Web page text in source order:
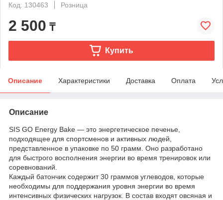
Код: 130463
Розница
2 500 ₸
Купить
Описание Характеристики Доставка Оплата
Описание
SIS GO Energy Bake — это энергетическое печенье,
подходящее для спортсменов и активных людей,
представленное в упаковке по 50 грамм. Оно разработано
для быстрого восполнения энергии во время тренировок или
соревнований.
Каждый батончик содержит 30 граммов углеводов, которые
необходимы для поддержания уровня энергии во время
интенсивных физических нагрузок. В состав входят овсяная и